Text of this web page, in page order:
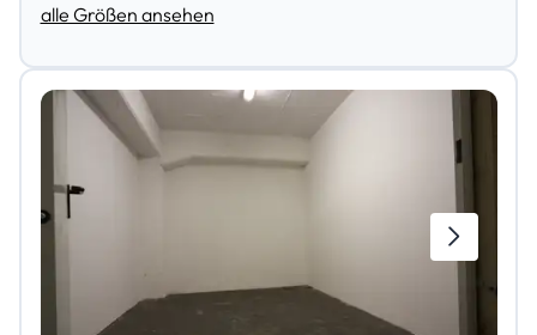
alle Größen ansehen